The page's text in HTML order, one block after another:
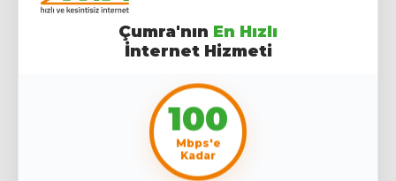
Çumra'nın En Hızlı
İnternet Hizmeti
100
Mbps'e
Kadar